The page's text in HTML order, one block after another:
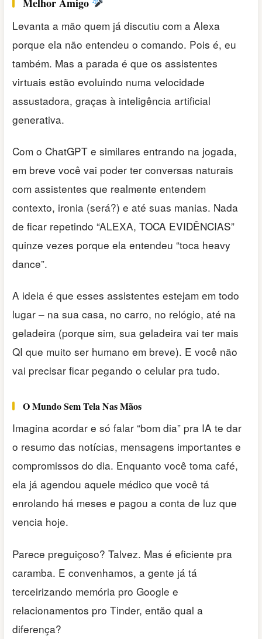
Levanta a mão quem já discutiu com a Alexa
porque ela não entendeu o comando. Pois é, eu
também. Mas a parada é que os assistentes
virtuais estão evoluindo numa velocidade
assustadora, graças à inteligência artificial
generativa.
Com o ChatGPT e similares entrando na jogada,
em breve você vai poder ter conversas naturais
com assistentes que realmente entendem
contexto, ironia (será?) e até suas manias. Nada
de ficar repetindo “ALEXA, TOCA EVIDÊNCIAS”
quinze vezes porque ela entendeu “toca heavy
dance”.
A ideia é que esses assistentes estejam em todo
lugar – na sua casa, no carro, no relógio, até na
geladeira (porque sim, sua geladeira vai ter mais
QI que muito ser humano em breve). E você não
vai precisar ficar pegando o celular pra tudo.
O Mundo Sem Tela Nas Mãos
Imagina acordar e só falar “bom dia” pra IA te dar
o resumo das notícias, mensagens importantes e
compromissos do dia. Enquanto você toma café,
ela já agendou aquele médico que você tá
enrolando há meses e pagou a conta de luz que
vencia hoje.
Parece preguiçoso? Talvez. Mas é eficiente pra
caramba. E convenhamos, a gente já tá
terceirizando memória pro Google e
relacionamentos pro Tinder, então qual a
diferença?